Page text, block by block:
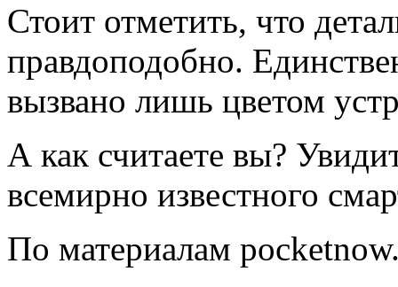
Стоит отметить, что
правдоподобно.
вызвано лишь цветом
А как считаете вы?
всемирно известного
По материалам